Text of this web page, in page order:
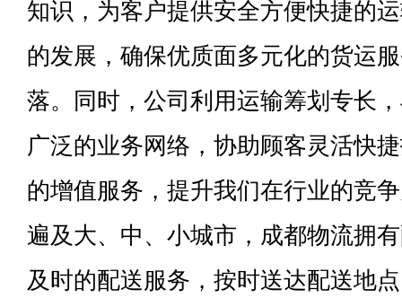
知识，为客户提供安全方便快捷的
的发展，确保优质面多元化的货运
落。同时，公司利用运输筹划专长
广泛的业务网络，协助顾客灵活快
的增值服务，提升我们在行业的竞
遍及大、中、小城市，成都物流拥
及时的配送服务，按时送达配送地